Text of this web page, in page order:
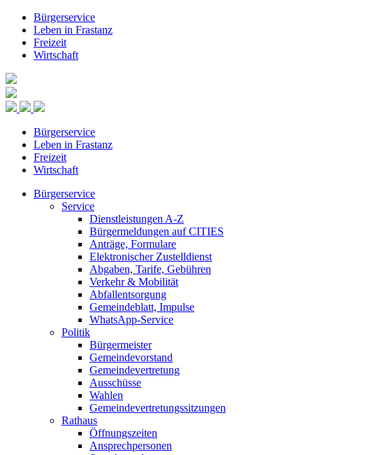
Bürgerservice
Leben in Frastanz
Freizeit
Wirtschaft
Bürgerservice
Leben in Frastanz
Freizeit
Wirtschaft
Bürgerservice
Service
Dienstleistungen A-Z
Bürgermeldungen auf CITIES
Anträge, Formulare
Elektronischer Zustelldienst
Abgaben, Tarife, Gebühren
Verkehr & Mobilität
Abfallentsorgung
Gemeindeblatt, Impulse
WhatsApp-Service
Politik
Bürgermeister
Gemeindevorstand
Gemeindevertretung
Ausschüsse
Wahlen
Gemeindevertretungssitzungen
Rathaus
Öffnungszeiten
Ansprechpersonen